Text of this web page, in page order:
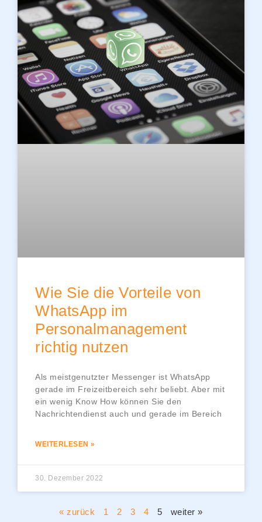
Wie Sie die Vorteile von
WhatsApp im
Personalmanagement
richtig nutzen
Als meistgenutzter Messenger ist WhatsApp
gerade im Freizeitbereich sehr beliebt. Aber mit
ein wenig Know How können Sie den
Nachrichtendienst auch und gerade im Bereich
WEITERLESEN »
30. Dezember 2022
« zurück 1 2 3 4 5 weiter »